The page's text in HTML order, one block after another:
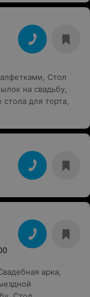
, Стол
на свадьбу,
стола для торта,
арка,